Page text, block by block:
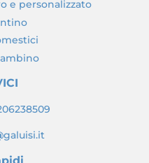
e personalizzato